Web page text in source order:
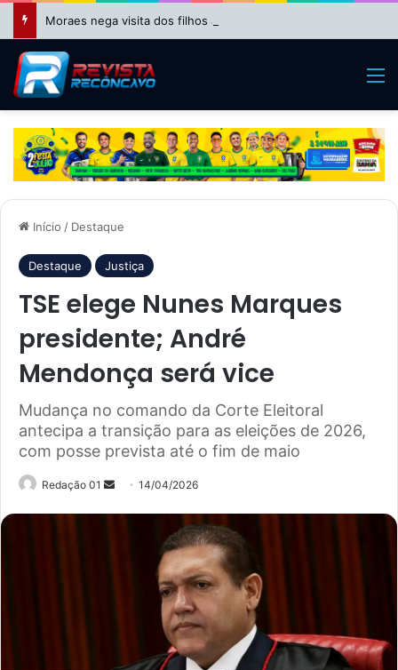
Moraes nega visita dos filhos a Bolsonaro no Dia dos Pais
Início / Destaque
Destaque Justiça
TSE elege Nunes Marques
presidente; André
Mendonça será vice
Mudança no comando da Corte Eleitoral
antecipa a transição para as eleições de 2026,
com posse prevista até o fim de maio
Redação 01
Mande14/04/2026